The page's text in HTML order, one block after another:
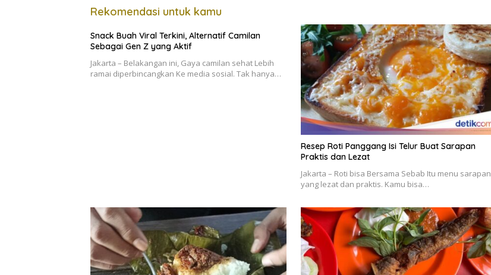
Rekomendasi untuk kamu
Snack Buah Viral Terkini, Alternatif Camilan
Sebagai Gen Z yang Aktif
Jakarta – Belakangan ini, Gaya camilan sehat Lebih
ramai diperbincangkan Ke media sosial. Tak hanya…
Resep Roti Panggang Isi Telur Buat Sarapan
Praktis dan Lezat
Jakarta – Roti bisa Bersama Sebab Itu menu sarapan
yang lezat dan praktis. Kamu bisa…